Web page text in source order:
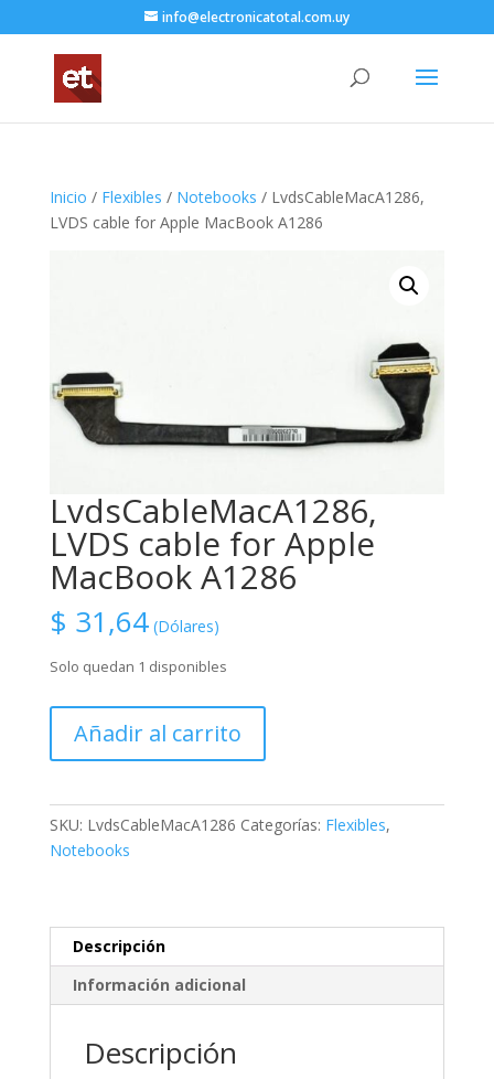
info@electronicatotal.com.uy
Inicio / Flexibles / Notebooks / LvdsCableMacA1286,
LVDS cable for Apple MacBook A1286
LvdsCableMacA1286,
LVDS cable for Apple
MacBook A1286
$ 31,64 (Dólares)
Solo quedan 1 disponibles
LVDS
cable
Apple
MacBook
Añadir al carrito
SKU: LvdsCableMacA1286 Categorías: Flexibles,
Notebooks
Descripción
Información adicional
Descripción